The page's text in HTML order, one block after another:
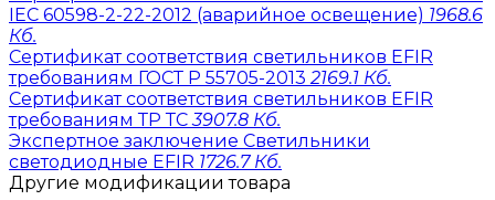
IEC 60598-2-22-2012 (аварийное освещение) 1968.6
Кб.
Сертификат соответствия светильников EFIR
требованиям ГОСТ Р 55705-2013 2169.1 Кб.
Сертификат соответствия светильников EFIR
требованиям ТР ТС 3907.8 Кб.
Экспертное заключение Светильники
светодиодные EFIR 1726.7 Кб.
Другие модификации товара